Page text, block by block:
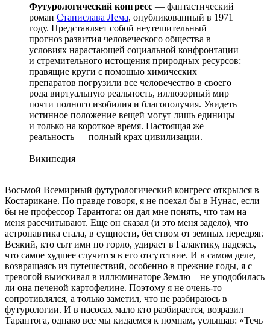
Футурологический конгресс — фантастический
роман Станислава Лема, опубликованный в 1971
году. Представляет собой неутешительный
прогноз развития человеческого общества в
условиях нарастающей социальной конфронтации
и стремительного истощения природных ресурсов:
правящие круги с помощью химических
препаратов погрузили все человечество в своего
рода виртуальную реальность, иллюзорный мир
почти полного изобилия и благополучия. Увидеть
истинное положение вещей могут лишь единицы
и только на короткое время. Настоящая же
реальность — полный крах цивилизации.
Википедия
Восьмой Всемирный футурологический конгресс открылся в
Костарикане. По правде говоря, я не поехал бы в Нунас, если
бы не профессор Тарантога: он дал мне понять, что там на
меня рассчитывают. Еще он сказал (и это меня задело), что
астронавтика стала, в сущности, бегством от земных передряг.
Всякий, кто сыт ими по горло, удирает в Галактику, надеясь,
что самое худшее случится в его отсутствие. И в самом деле,
возвращаясь из путешествий, особенно в прежние годы, я с
тревогой выискивал в иллюминаторе Землю – не уподобилась
ли она печеной картофелине. Поэтому я не очень-то
сопротивлялся, а только заметил, что не разбираюсь в
футурологии. И в насосах мало кто разбирается, возразил
Тарантога, однако все мы кидаемся к помпам, услышав: «Течь